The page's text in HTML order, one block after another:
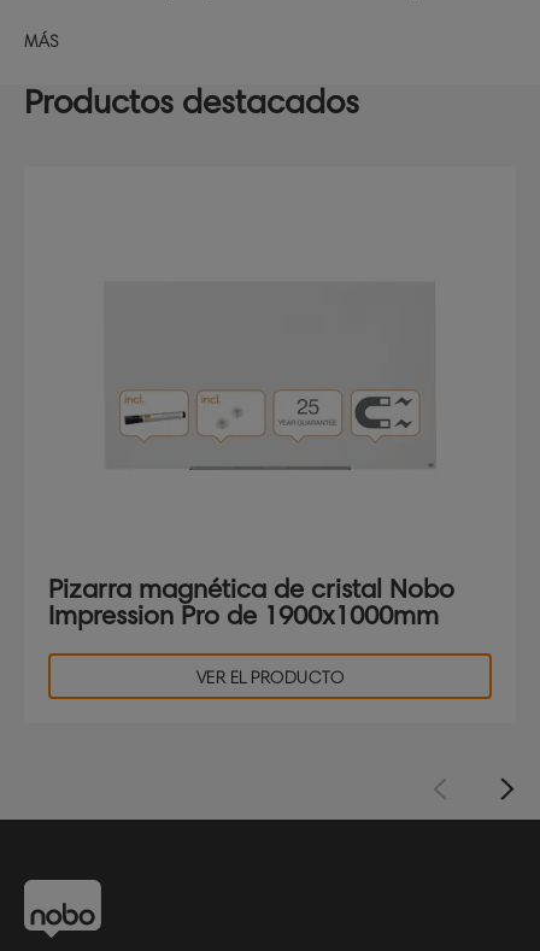
MÁS
Productos destacados
Pizarra magnética de cristal Nobo
Impression Pro de 1900x1000mm
VER EL PRODUCTO